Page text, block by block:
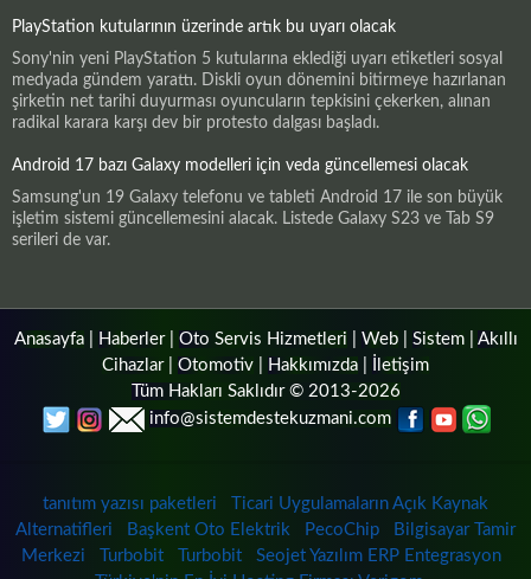
PlayStation kutularının üzerinde artık bu uyarı olacak
Sony'nin yeni PlayStation 5 kutularına eklediği uyarı etiketleri sosyal
medyada gündem yarattı. Diskli oyun dönemini bitirmeye hazırlanan
şirketin net tarihi duyurması oyuncuların tepkisini çekerken, alınan
radikal karara karşı dev bir protesto dalgası başladı.
Android 17 bazı Galaxy modelleri için veda güncellemesi olacak
Samsung'un 19 Galaxy telefonu ve tableti Android 17 ile son büyük
işletim sistemi güncellemesini alacak. Listede Galaxy S23 ve Tab S9
serileri de var.
Anasayfa| Haberler| Oto Servis Hizmetleri Web| Sistem| Akıllı
Cihazlar| Otomotiv Hakkımızda
İletişim
Tüm Hakları Saklıdır © 2013-2026
info@sistemdestekuzmani.com
tanıtım yazısı paketleri
Ticari Uygulamaların Açık Kaynak
Alternatifleri
Başkent Oto Elektrik PecoChip
Bilgisayar Tamir
Merkezi
Turbobit Turbobit
Seojet Yazılım ERP Entegrasyon